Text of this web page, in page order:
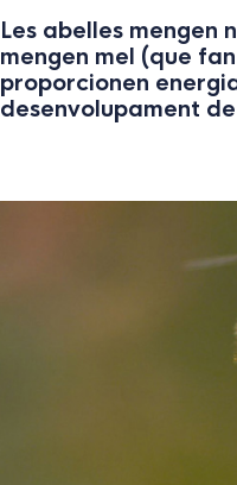
Les abelles mengen
mengen mel (que
proporcionen
desenvolupament